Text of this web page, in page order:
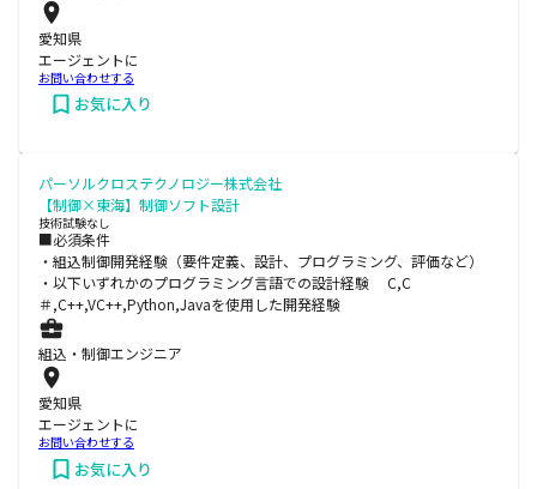
愛知県
エージェントに
お問い合わせする
お気に入り
パーソルクロステクノロジー株式会社
【制御×東海】制御ソフト設計
技術試験なし
■必須条件
・組込制御開発経験（要件定義、設計、プログラミング、評価など）
・以下いずれかのプログラミング言語での設計経験 C,C
＃,C++,VC++,Python,Javaを使用した開発経験
組込・制御エンジニア
愛知県
エージェントに
お問い合わせする
お気に入り